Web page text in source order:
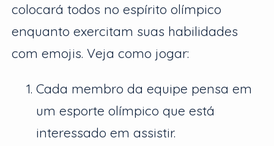
colocará todos no espírito olímpico
enquanto exercitam suas habilidades
com emojis. Veja como jogar:
Cada membro da equipe pensa em
um esporte olímpico que está
interessado em assistir.